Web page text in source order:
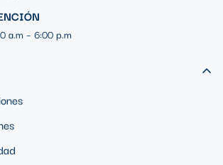
a.m – 6:00 p.m